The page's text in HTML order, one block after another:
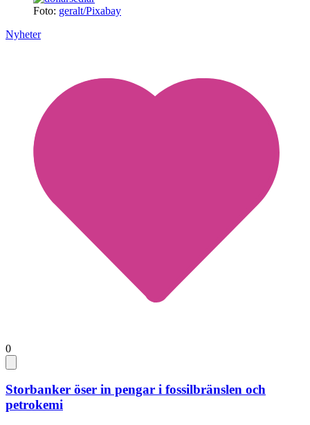
Foto: geralt/Pixabay
Nyheter
0
Storbanker öser in pengar i fossilbränslen och
petrokemi